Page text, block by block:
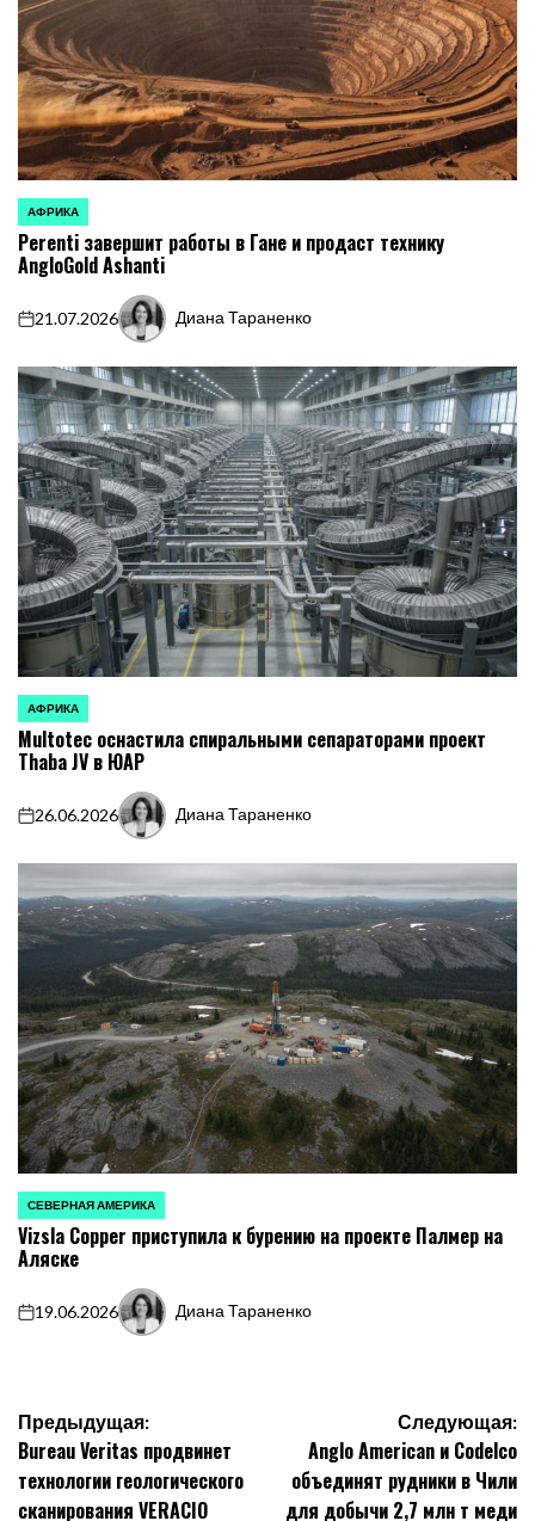
ОПУБЛИКОВАНО
В
АФРИКА
Perenti завершит работы в Гане и продаст технику
AngloGold Ashanti
on
21.07.2026
Запись
Диана Тараненко
ОПУБЛИКОВАНО
В
АФРИКА
Multotec оснастила спиральными сепараторами проект
Thaba JV в ЮАР
on
26.06.2026
Запись
Диана Тараненко
ОПУБЛИКОВАНО
В
СЕВЕРНАЯ АМЕРИКА
Vizsla Copper приступила к бурению на проекте Палмер на
Аляске
on
19.06.2026
Запись
Диана Тараненко
Навигация
по
Предыдущая:
Bureau Veritas продвинет
технологии геологического
сканирования VERACIO
Следующая:
Anglo American и Codelco
объединят рудники в Чили
для добычи 2,7 млн т меди